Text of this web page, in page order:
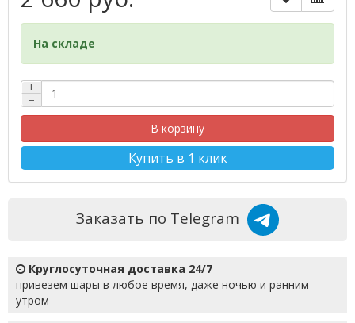
На складе
+
−
В корзину
Купить в 1 клик
Заказать по Telegram
Круглосуточная доставка 24/7
привезем шары в любое время, даже ночью и ранним
утром